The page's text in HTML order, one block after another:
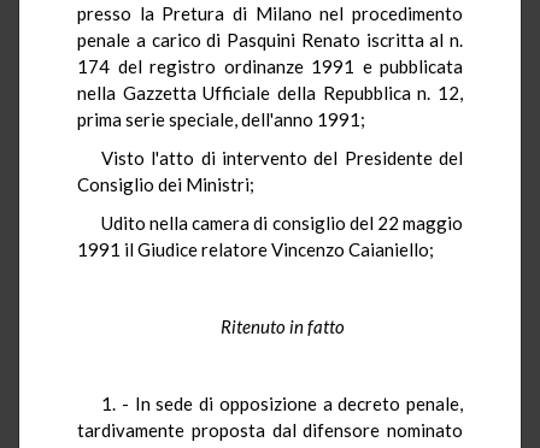
presso la Pretura di Milano nel procedimento
penale a carico di Pasquini Renato iscritta al n.
174 del registro ordinanze 1991 e pubblicata
nella Gazzetta Ufficiale della Repubblica n. 12,
prima serie speciale, dell'anno 1991;
Visto l'atto di intervento del Presidente del
Consiglio dei Ministri;
Udito nella camera di consiglio del 22 maggio
1991 il Giudice relatore Vincenzo Caianiello;
Ritenuto in fatto
1. - In sede di opposizione a decreto penale,
tardivamente proposta dal difensore nominato